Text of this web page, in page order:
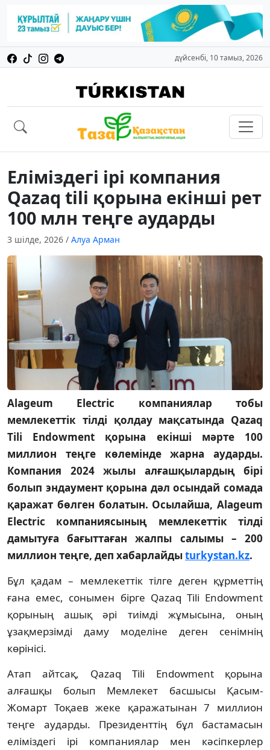
дүйсенбі, 10 тамыз, 2026
Еліміздегі ірі компания
Qazaq tili қорына екінші рет
100 млн теңге аударды
3 шілде, 2026 / Алуа Арман
Alageum Electric компаниялар тобы
мемлекеттік тілді қолдау мақсатында Qazaq
Tili Endowment қорына екінші мәрте 100
миллион теңге көлемінде жарна аударды.
Компания 2024 жылы алғашқылардың бірі
болып эндаумент қорына дәл осындай сомада
қаражат бөлген болатын. Осылайша, Alageum
Electric компаниясының мемлекеттік тілді
дамытуға бағыттаған жалпы салымы – 200
миллион теңге, деп хабарлайдыturkystan.kz.
Бұл қадам – мемлекеттік тілге деген құрметтің
ғана емес, сонымен бірге Qazaq Tili Endowment
қорының ашық әрі тиімді жұмысына, оның
ұзақмерзімді даму моделіне деген сенімнің
көрінісі.
Атап айтсақ, Qazaq Tili Endowment қорына
алғашқы болып Мемлекет басшысы Қасым-
Жомарт Тоқаев жеке қаражатынан 7 миллион
теңге аударды. Президенттің бұл бастамасын
еліміздегі ірі компаниялар мен кәсіпкерлер